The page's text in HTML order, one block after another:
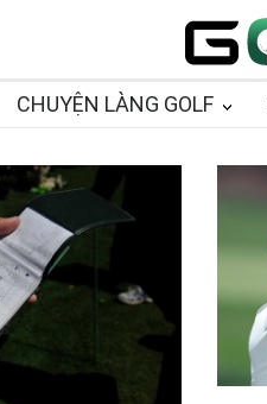
CHUYỆN LÀNG GOLF